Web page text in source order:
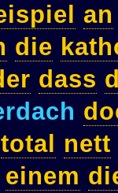
an
die
dass
total
nett
einem